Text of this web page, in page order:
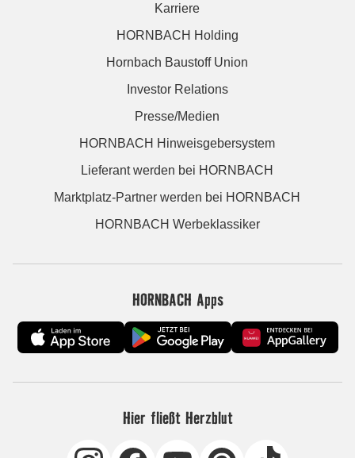
Karriere
HORNBACH Holding
Hornbach Baustoff Union
Investor Relations
Presse/Medien
HORNBACH Hinweisgebersystem
Lieferant werden bei HORNBACH
Marktplatz-Partner werden bei HORNBACH
HORNBACH Werbeklassiker
HORNBACH Apps
Hier fließt Herzblut